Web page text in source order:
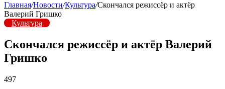
Главная/Новости/Культура/Скончался режиссёр и актёр
Валерий Гришко
Культура
Скончался режиссёр и актёр Валерий
Гришко
497